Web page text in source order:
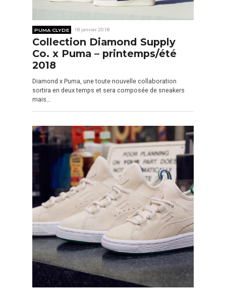
PUMA CLYDE 18 janvier 2018
Collection Diamond Supply
Co. x Puma – printemps/été
2018
Diamond x Puma, une toute nouvelle collaboration
sortira en deux temps et sera composée de sneakers
mais…